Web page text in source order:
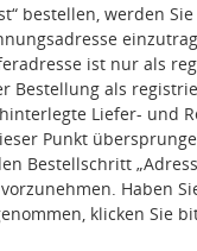
bestellen, werden
ist nur als
Bestellung als
Liefer- und
Punkt
Bestellschritt
Haben
klicken Sie